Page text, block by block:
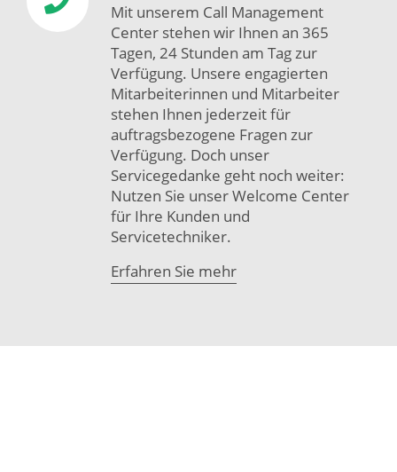
Mit unserem Call Management
Center stehen wir Ihnen an 365
Tagen, 24 Stunden am Tag zur
Verfügung. Unsere engagierten
Mitarbeiterinnen und Mitarbeiter
stehen Ihnen jederzeit für
auftragsbezogene Fragen zur
Verfügung. Doch unser
Servicegedanke geht noch weiter:
Nutzen Sie unser Welcome Center
für Ihre Kunden und
Servicetechniker.
Erfahren Sie mehr